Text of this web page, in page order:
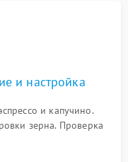
и настройка
и капучино.
зерна. Проверка
напитка и
посторонних